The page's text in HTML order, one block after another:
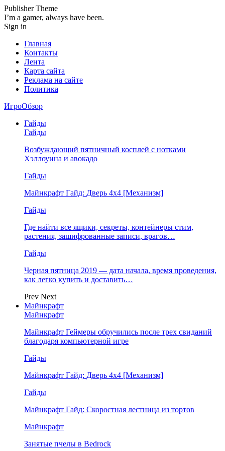
Publisher Theme
I’m a gamer, always have been.
Sign in
Главная
Контакты
Лента
Карта сайта
Реклама на сайте
Политика
ИгроОбзор
Гайды
Гайды
Возбуждающий пятничный косплей с нотками
Хэллоуина и авокадо
Гайды
Майнкрафт Гайд: Дверь 4х4 [Механизм]
Гайды
Где найти все ящики, секреты, контейнеры стим,
растения, зашифрованные записи, врагов…
Гайды
Черная пятница 2019 — дата начала, время проведения,
как легко купить и доставить…
Prev Next
Майнкрафт
Майнкрафт
Майнкрафт Геймеры обручились после трех свиданий
благодаря компьютерной игре
Гайды
Майнкрафт Гайд: Дверь 4х4 [Механизм]
Гайды
Майнкрафт Гайд: Скоростная лестница из тортов
Майнкрафт
Занятые пчелы в Bedrock